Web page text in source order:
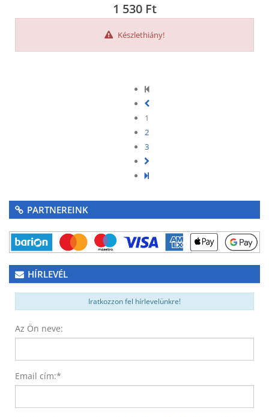
1 530 Ft
Készlethiány!
1
2
3
PARTNEREINK
HÍRLEVÉL
Iratkozzon fel hírlevelünkre!
Az Ön neve:
Email cím:*